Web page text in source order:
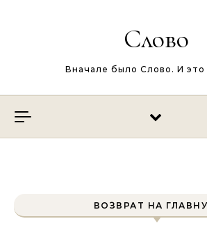
Слово
Вначале было Слово. И
ВОЗВРАТ НА